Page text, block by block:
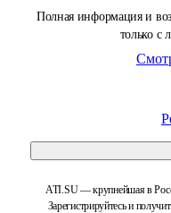
Полная информация и
только с
ATI.SU — крупнейшая в
Зарегистрируйтесь и